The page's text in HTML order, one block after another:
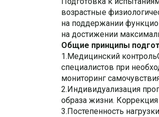
возрастные
на поддержании
на достижении
Общие принципы
1.Медицинский
специалистов при
мониторинг
2.Индивидуализация
образа жизни.
3.Постепенность